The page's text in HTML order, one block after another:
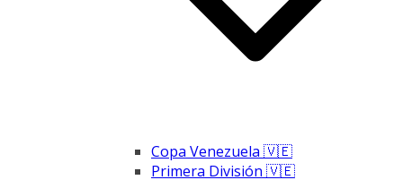
Copa Venezuela 🇻🇪
Primera División 🇻🇪